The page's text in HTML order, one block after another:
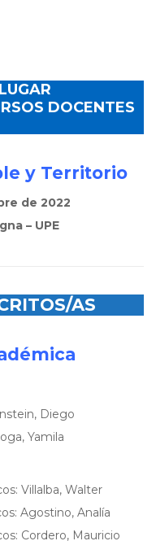
DOCENTES
y Territorio
de 2022
– UPE
AS
Diego
Yamila
Villalba, Walter
Agostino, Analía
Cordero, Mauricio